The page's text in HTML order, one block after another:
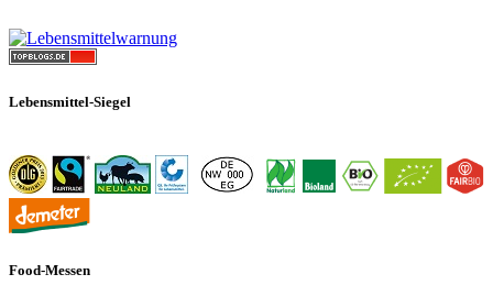
Lebensmittel-Siegel
Food-Messen